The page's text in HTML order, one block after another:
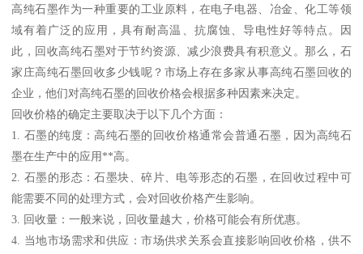
高纯石墨作为一种重要的工业原料，在电子电器、冶金、化工等领
域有着广泛的应用，具有耐高温、抗腐蚀、导电性好等特点。因
此，回收高纯石墨对于节约资源、减少浪费具有积意义。那么，石
家庄高纯石墨回收多少钱呢？市场上存在多家从事高纯石墨回收的
企业，他们对高纯石墨的回收价格会根据多种因素来决定。
回收价格的确定主要取决于以下几个方面：
1. 石墨的纯度：高纯石墨的回收价格通常会普通石墨，因为高纯石
墨在生产中的应用**高。
2. 石墨的形态：石墨块、碎片、电等形态的石墨，在回收过程中可
能需要不同的处理方式，会对回收价格产生影响。
3. 回收量：一般来说，回收量越大，价格可能会有所优惠。
4. 当地市场需求和供应：市场供求关系会直接影响回收价格，供不